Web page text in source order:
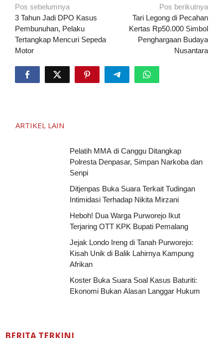
Navigasi
pos
Pos sebelumnya
3 Tahun Jadi DPO Kasus
Pembunuhan, Pelaku
Tertangkap Mencuri Sepeda
Motor
Pos berikutnya
Tari Legong di Pecahan
Kertas Rp50.000 Simbol
Penghargaan Budaya
Nusantara
ARTIKEL LAIN
Pelatih MMA di Canggu Ditangkap
Polresta Denpasar, Simpan Narkoba dan
Senpi
Ditjenpas Buka Suara Terkait Tudingan
Intimidasi Terhadap Nikita Mirzani
Heboh! Dua Warga Purworejo Ikut
Terjaring OTT KPK Bupati Pemalang
Jejak Londo Ireng di Tanah Purworejo:
Kisah Unik di Balik Lahirnya Kampung
Afrikan
Koster Buka Suara Soal Kasus Baturiti:
Ekonomi Bukan Alasan Langgar Hukum